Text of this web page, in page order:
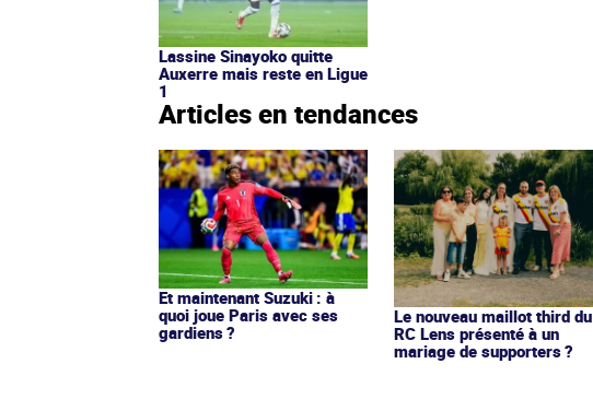
Lassine Sinayoko quitte
Auxerre mais reste en Ligue
1
Articles en tendances
Et maintenant Suzuki : à
quoi joue Paris avec ses
gardiens ?
Le nouveau maillot third du
RC Lens présenté à un
mariage de supporters ?